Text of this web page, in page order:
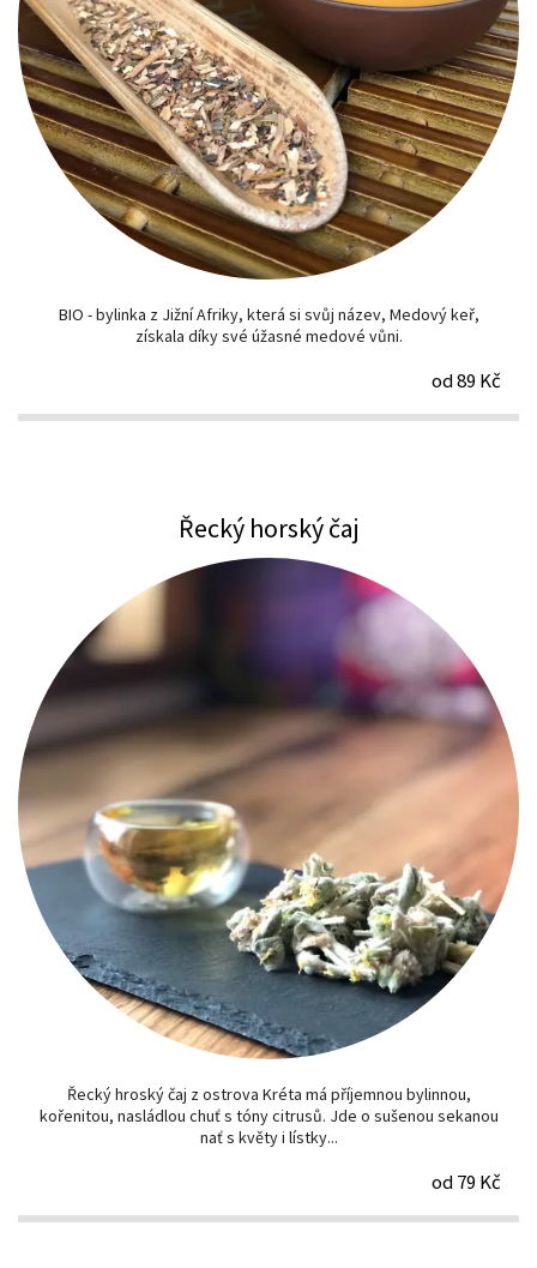
BIO - bylinka z Jižní Afriky, která si svůj název, Medový keř,
získala díky své úžasné medové vůni.
od 89 Kč
Řecký horský čaj
Řecký hroský čaj z ostrova Kréta má příjemnou bylinnou,
kořenitou, nasládlou chuť s tóny citrusů. Jde o sušenou sekanou
nať s květy i lístky...
od 79 Kč